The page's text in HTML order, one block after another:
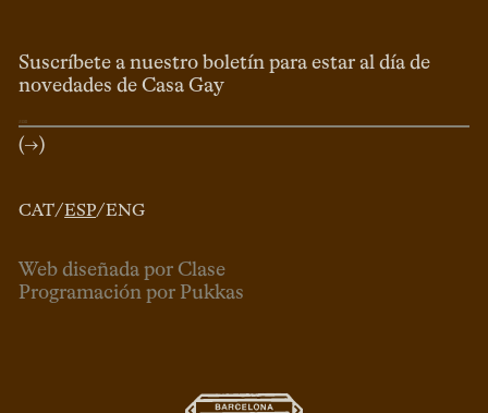
CAT/ESP/ENG
Suscríbete a nuestro boletín para estar al día de
novedades de Casa Gay
(→)
Web diseñada por Clase
Programación por Pukkas